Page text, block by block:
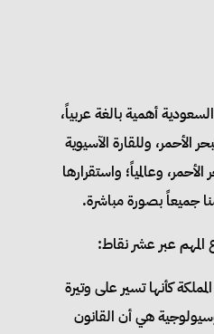
أهمية بالغة عربياً،
الأحمر، وللقارة الآسيوية
وعالمياً؛ واستقرارها
جميعاً بصورة مباشرة.
المهم عبر عشر نقاط:
كأنها تسير على وتيرة
هي أن القانون